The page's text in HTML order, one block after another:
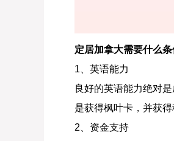
定居加拿大需要什么条
1、英语能力
良好的英语能力绝对
是获得枫叶卡，并获得
2、资金支持